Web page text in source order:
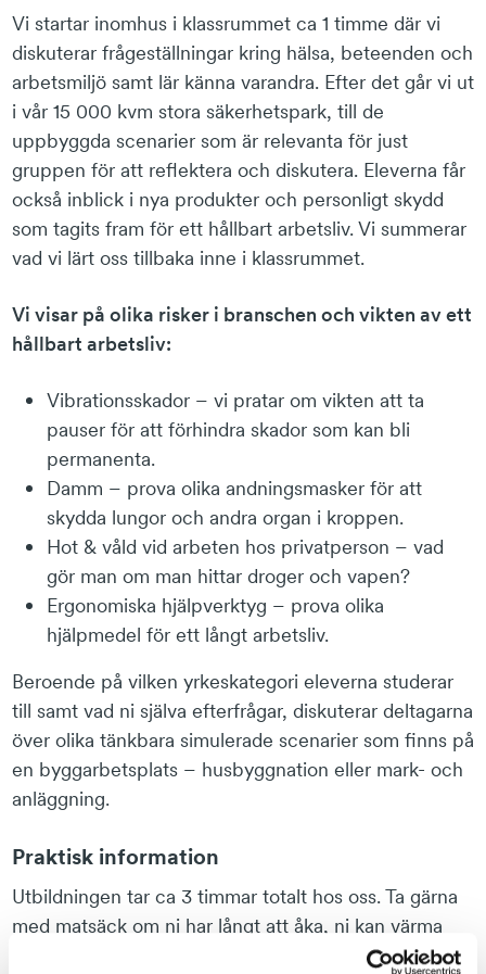
Vi startar inomhus i klassrummet ca 1 timme där vi
diskuterar frågeställningar kring hälsa, beteenden och
arbetsmiljö samt lär känna varandra. Efter det går vi ut
i vår 15 000 kvm stora säkerhetspark, till de
uppbyggda scenarier som är relevanta för just
gruppen för att reflektera och diskutera. Eleverna får
också inblick i nya produkter och personligt skydd
som tagits fram för ett hållbart arbetsliv. Vi summerar
vad vi lärt oss tillbaka inne i klassrummet.
Vi visar på olika risker i branschen och vikten av ett
hållbart arbetsliv:
Vibrationsskador – vi pratar om vikten att ta
pauser för att förhindra skador som kan bli
permanenta.
Damm – prova olika andningsmasker för att
skydda lungor och andra organ i kroppen.
Hot & våld vid arbeten hos privatperson – vad
gör man om man hittar droger och vapen?
Ergonomiska hjälpverktyg – prova olika
hjälpmedel för ett långt arbetsliv.
Beroende på vilken yrkeskategori eleverna studerar
till samt vad ni själva efterfrågar, diskuterar deltagarna
över olika tänkbara simulerade scenarier som finns på
en byggarbetsplats – husbyggnation eller mark- och
anläggning.
Praktisk information
Utbildningen tar ca 3 timmar totalt hos oss. Ta gärna
med matsäck om ni har långt att åka, ni kan värma